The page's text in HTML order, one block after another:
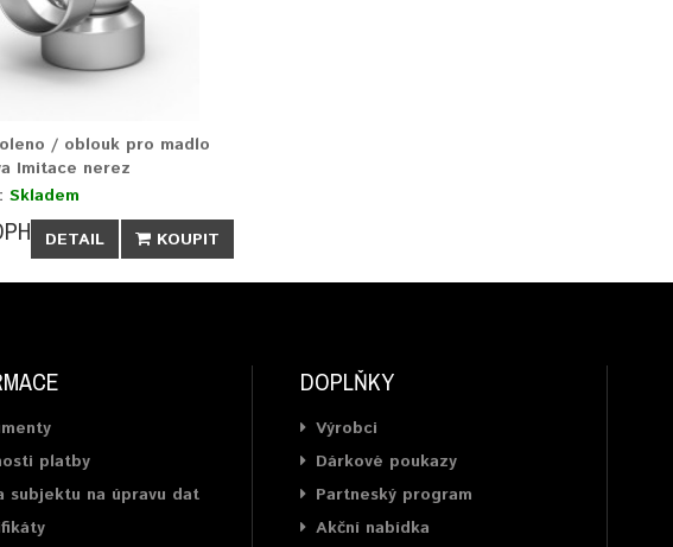
/ oblouk pro madlo
Imitace nerez
Skladem
DETAIL KOUPIT
platby
subjektu na úpravu dat
DOPLŇKY
Výrobci
Dárkové poukazy
Partneský program
Akční nabídka